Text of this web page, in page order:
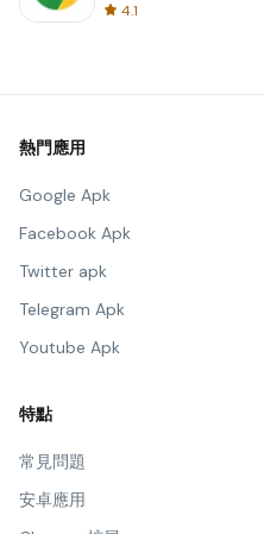
4.1
熱門應用
Google Apk
Facebook Apk
Twitter apk
Telegram Apk
Youtube Apk
特點
常見問題
安卓應用